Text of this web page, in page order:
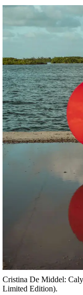
Cristina De Middel:
Limited Edition).